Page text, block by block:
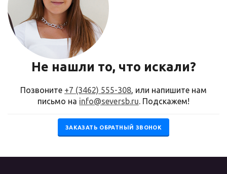
Не нашли то, что искали?
Позвоните +7 (3462) 555-308, или напишите нам
письмо на info@seversb.ru. Подскажем!
ЗАКАЗАТЬ ОБРАТНЫЙ ЗВОНОК